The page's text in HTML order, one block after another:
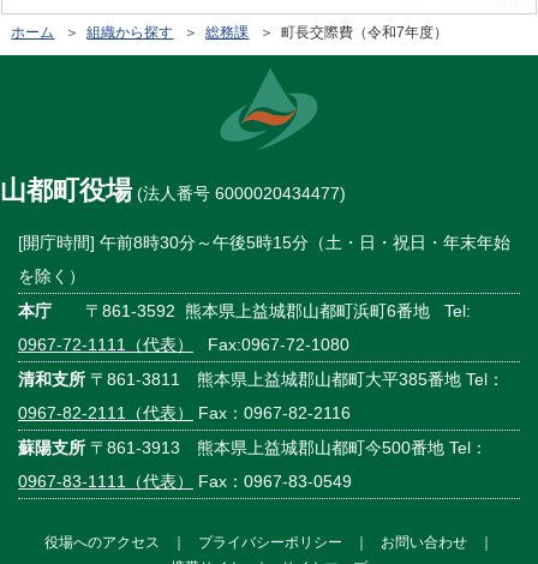
ホーム ＞組織から探す ＞総務課 ＞ 町長交際費（令和7年度）
山都町役場(法人番号 6000020434477)
[開庁時間] 午前8時30分～午後5時15分（土・日・祝日・年末年始
を除く）
本庁 〒861-3592 熊本県上益城郡山都町浜町6番地 Tel:
0967-72-1111（代表）
Fax:0967-72-1080
清和支所 〒861-3811 熊本県上益城郡山都町大平385番地 Tel：
0967-82-2111（代表）
Fax：0967-82-2116
蘇陽支所 〒861-3913 熊本県上益城郡山都町今500番地 Tel：
0967-83-1111（代表）
Fax：0967-83-0549
役場へのアクセス ｜ プライバシーポリシー ｜ お問い合わせ
｜